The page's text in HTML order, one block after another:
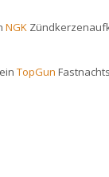
NGK
TopGun